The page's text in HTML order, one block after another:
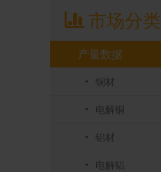
市场分类
产量数据
铜材
电解铜
铝材
电解铝